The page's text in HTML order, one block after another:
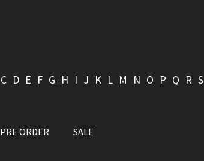
C D E F G H I J K L M N O P Q R S
PRE ORDER SALE